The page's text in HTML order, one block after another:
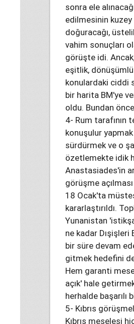
sonra ele
edilmesinin kuzey
doğuracağı,
vahim sonuçları
görüşte idi.
eşitlik, dönüşümlü
konulardaki ciddi
bir harita BM'ye
oldu. Bundan
4- Rum tarafının
konuşulur
sürdürmek ve o
özetlemekte idik
Anastasiades'in
görüşme
18 Ocak'ta
kararlaştırıldı.
Yunanistan
ne kadar Dışişleri
bir süre devam
gitmek hedefini
Hem garanti
açık' hale
herhalde
5- Kıbrıs
Kıbrıs meselesi